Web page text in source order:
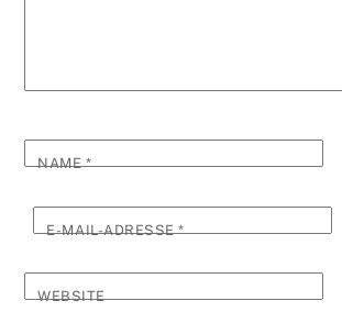
NAME*
E-MAIL-ADRESSE*
WEBSITE